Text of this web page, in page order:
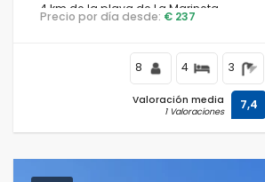
4 km de la playa de La Marineta.
Precio por día desde: € 237
8 4 3
Valoración media
1 Valoraciones 7,4